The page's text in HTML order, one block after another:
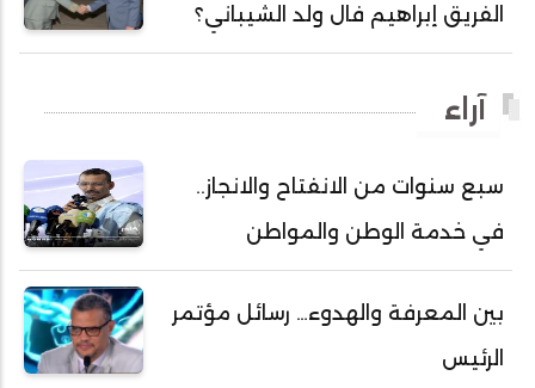
أحمد ولد السالك
أحمد ولد باهيه
أحمد ولد داداه
أحمد ولد علال
أحمد ولد محمد ديدي
أحمد ولد نافع
أحمد ولد يحيى
الفريق إبراهيم فال ولد الشيباني؟
آراء
سبع سنوات من الانفتاح والانجاز..
في خدمة الوطن والمواطن
بين المعرفة والهدوء… رسائل مؤتمر
الرئيس